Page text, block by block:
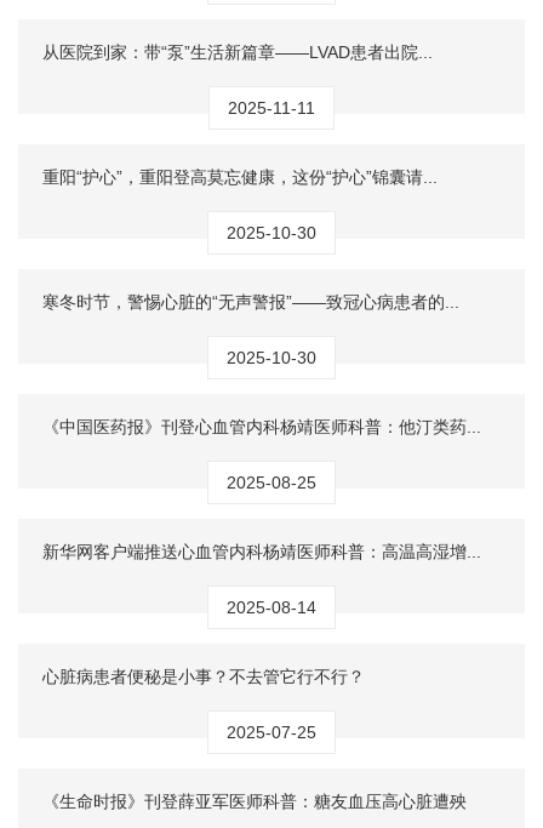
从医院到家：带“泵”生活新篇章——LVAD患者出院...
2025-11-11
重阳“护心”，重阳登高莫忘健康，这份“护心”锦囊请...
2025-10-30
寒冬时节，警惕心脏的“无声警报”——致冠心病患者的...
2025-10-30
《中国医药报》刊登心血管内科杨靖医师科普：他汀类药...
2025-08-25
新华网客户端推送心血管内科杨靖医师科普：高温高湿增...
2025-08-14
心脏病患者便秘是小事？不去管它行不行？
2025-07-25
《生命时报》刊登薛亚军医师科普：糖友血压高心脏遭殃